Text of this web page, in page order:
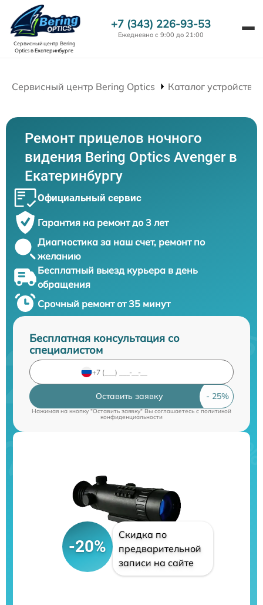
Сервисный центр Bering
Opticsв Екатеринбурге
+7 (343) 226-93-53
Ежедневно с 9:00 до 21:00
Сервисный центр Bering Optics Каталог устройств
Ремонт прицелов ночного
видения Bering Optics Avenger в
Екатеринбургу
Официальный сервис
Гарантия на ремонт до 3 лет
Диагностика за наш счет, ремонт по
желанию
Бесплатный выезд курьера в день
обращения
Срочный ремонт от 35 минут
Бесплатная консультация со
специалистом
Оставить заявку
Нажимая на кнопку "Оставить заявку" Вы соглашаетесь cполитикой
конфиденциальности
-20%
Скидка по
предварительной
записи на сайте